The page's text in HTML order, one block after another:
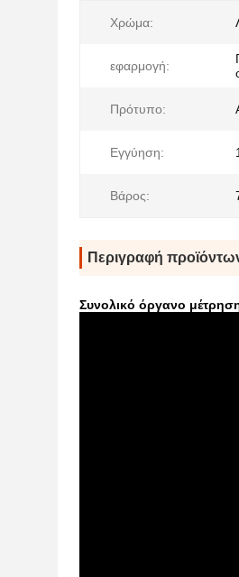
Χρώμα:
εφαρμογή:
Πρότυπο:
Εγγύηση:
Βάρος:
Περιγραφή
Συνολικό όργανο